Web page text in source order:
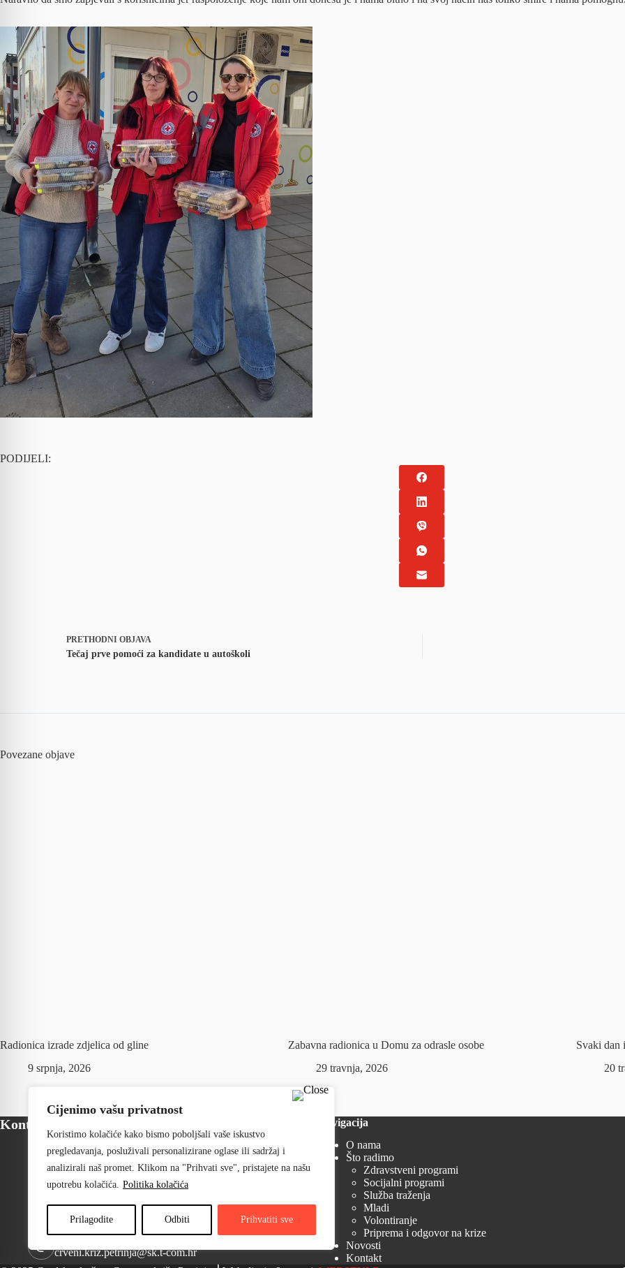
Cijenimo vašu privatnost
Koristimo kolačiće kako bismo poboljšali vaše iskustvo
pregledavanja, posluživali personalizirane oglase ili sadržaj i
analizirali naš promet. Klikom na "Prihvati sve", pristajete na našu
upotrebu kolačića. Politika kolačića
Prilagodite Odbiti Prihvatiti sve
PODIJELI:
PRETHODNI OBJAVA
Tečaj prve pomoći za kandidate u autoškoli
Povezane objave
Radionica izrade zdjelica od gline
9 srpnja, 2026
Zabavna radionica u Domu za odrasle osobe
29 travnja, 2026
Svaki dan
20
Kontakt
Privremena adresa:
Kontejnersko naselje Centar
novog života, Sajmište bb
Radno vrijeme:
Pristup informacijama:
+385 98 460 926
crveni.kriz.petrinja@sk.t-com.hr
Navigacija
O nama
Što radimo
Zdravstveni programi
Socijalni programi
Služba traženja
Mladi
Volontiranje
Priprema i odgovor na krize
Novosti
Kontakt